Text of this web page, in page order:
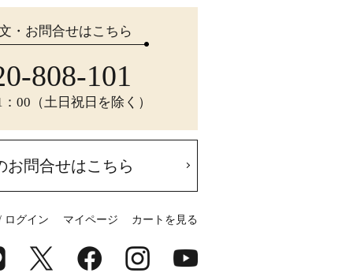
・お問合せはこちら
808-101
00（土日祝日を除く）
お問合せはこちら
ログイン マイページ カートを見る